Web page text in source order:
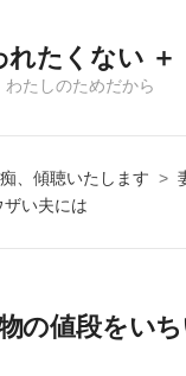
たくない ＋
わたしのためだから
、傾聴いたします >
い夫には
の値段をい